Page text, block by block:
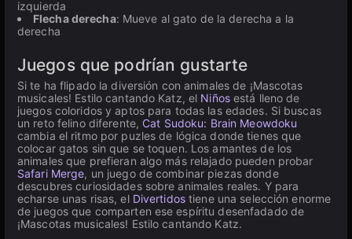
izquierda
Flecha derecha: Mueve al gato de la derecha a la
derecha
Juegos que podrían gustarte
Si te ha flipado la diversión con animales de ¡Mascotas
musicales! Estilo cantando Katz, el Niñosestá lleno de
juegos coloridos y aptos para todas las edades. Si buscas
un reto felino diferente, Cat Sudoku: Brain Meowdoku
cambia el ritmo por puzles de lógica donde tienes que
colocar gatos sin que se toquen. Los amantes de los
animales que prefieran algo más relajado pueden probar
Safari Merge, un juego de combinar piezas donde
descubres curiosidades sobre animales reales. Y para
echarse unas risas, el Divertidostiene una selección enorme
de juegos que comparten ese espíritu desenfadado de
¡Mascotas musicales! Estilo cantando Katz.